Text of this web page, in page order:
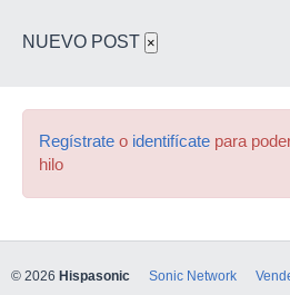
NUEVO POST ×
Regístrate o identifícate para
hilo
© 2026 Hispasonic Sonic Network